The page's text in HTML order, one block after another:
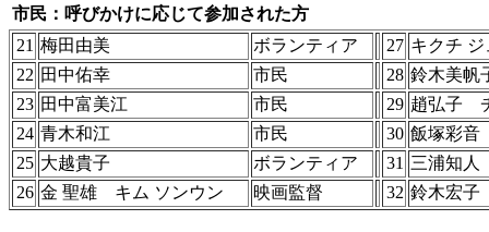
市民：呼びかけに応じて参加された方
21 梅田由美 ボランティア 27 キクチ
22 田中佑幸 市民 28 鈴木美帆
23 田中富美江 市民 29 趙弘子
24 青木和江 市民 30 飯塚彩音
25 大越貴子 ボランティア 31 三浦知人
26 金 聖雄 キム ソンウン 映画監督 32 鈴木宏子